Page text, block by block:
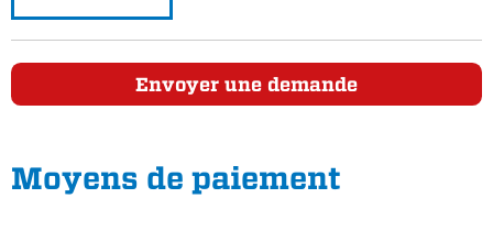
Envoyer une demande
Moyens de paiement